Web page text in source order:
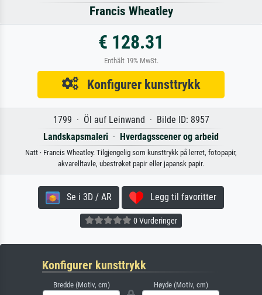
Francis Wheatley
€ 128.31
Enthält 19% MwSt.
Konfigurer kunsttrykk
1799 · Öl auf Leinwand · Bilde ID: 8957
Landskapsmaleri · Hverdagsscener og arbeid
Natt · Francis Wheatley. Tilgjengelig som kunsttrykk på lerret, fotopapir,
akvarelltavle, ubestrøket papir eller japansk papir.
Se i 3D / AR Legg til favoritter
0 Vurderinger
Konfigurer kunsttrykk
Bredde (Motiv, cm) Høyde (Motiv, cm)